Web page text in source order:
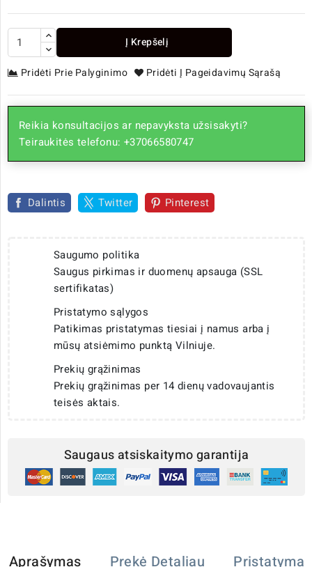
Į Krepšelį
Pridėti Prie Palyginimo Pridėti Į Pageidavimų Sąrašą
Reikia konsultacijos ar nepavyksta užsisakyti?
Teiraukitės telefonu: +37066580747
Dalintis Twitter Pinterest
Saugumo politika
Saugus pirkimas ir duomenų apsauga (SSL
sertifikatas)
Pristatymo sąlygos
Patikimas pristatymas tiesiai į namus arba į
mūsų atsiėmimo punktą Vilniuje.
Prekių grąžinimas
Prekių grąžinimas per 14 dienų vadovaujantis
teisės aktais.
Saugaus atsiskaitymo garantija
Aprašymas Prekė Detaliau Pristatymas